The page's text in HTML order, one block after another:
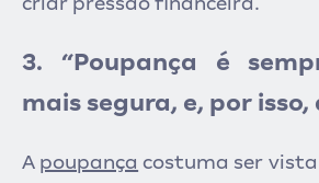
3. “Poupança é
mais segura, e, por isso,
A poupança costuma ser